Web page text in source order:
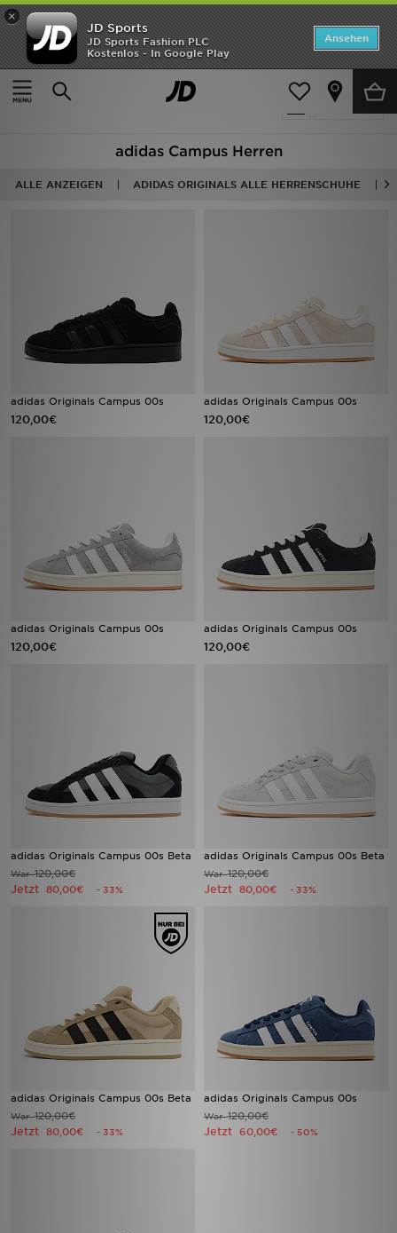
×
JD Sports
JD Sports Fashion PLC
Kostenlos - In Google Play
Ansehen
Startseite
Herren Herrenschuhe
verfeinern
9 Produkte
adidas Campus Herren
ALLE ANZEIGEN ADIDAS ORIGINALS ALLE HERRENSCHUHE
adidas Originals Campus 00s
120,00€
adidas Originals Campus 00s
120,00€
adidas Originals Campus 00s
120,00€
adidas Originals Campus 00s
120,00€
adidas Originals Campus 00s Beta
War120,00€
Jetzt 80,00€ - 33%
adidas Originals Campus 00s Beta
War120,00€
Jetzt 80,00€ - 33%
adidas Originals Campus 00s Beta
War120,00€
Jetzt 80,00€ - 33%
adidas Originals Campus 00s
War120,00€
Jetzt 60,00€ - 50%
Startseite
ANGEBOTE
Herren
Bestsellers
JD Exklusives
Fußball
Filialfinder
Meine Nachrichten
Trending Styles